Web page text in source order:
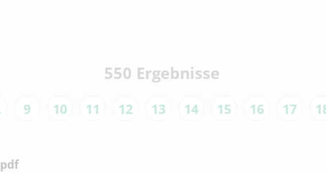
550 Ergebnisse
9 10 11 12 13 14 15 16 17